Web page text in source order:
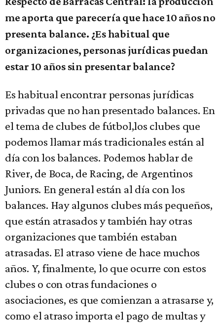
me aporta que parecería que hace 10 años no
presenta balance. ¿Es habitual que
organizaciones, personas jurídicas puedan
estar 10 años sin presentar balance?
Es habitual encontrar personas jurídicas
privadas que no han presentado balances. En
el tema de clubes de fútbol,los clubes que
podemos llamar más tradicionales están al
día con los balances. Podemos hablar de
River, de Boca, de Racing, de Argentinos
Juniors. En general están al día con los
balances. Hay algunos clubes más pequeños,
que están atrasados y también hay otras
organizaciones que también estaban
atrasadas. El atraso viene de hace muchos
años. Y, finalmente, lo que ocurre con estos
clubes o con otras fundaciones o
asociaciones, es que comienzan a atrasarse y,
como el atraso importa el pago de multas y